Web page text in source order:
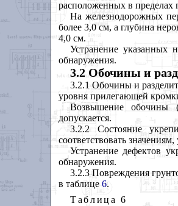
расположенных в пределах
На железнодорожных
более 3,0 см, а глубина
4,0 см.
Устранение указанных
обнаружения.
3.2 Обочины и
3.2.1 Обочины и
уровня прилегающей
Возвышение обочины
допускается.
3.2.2 Состояние
соответствовать
Устранение дефектов
обнаружения.
3.2.3 Повреждения
в таблице 6.
Таблица6